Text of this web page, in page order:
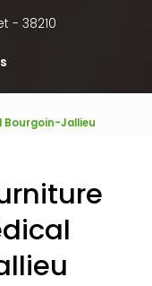
- 38210
Jallieu